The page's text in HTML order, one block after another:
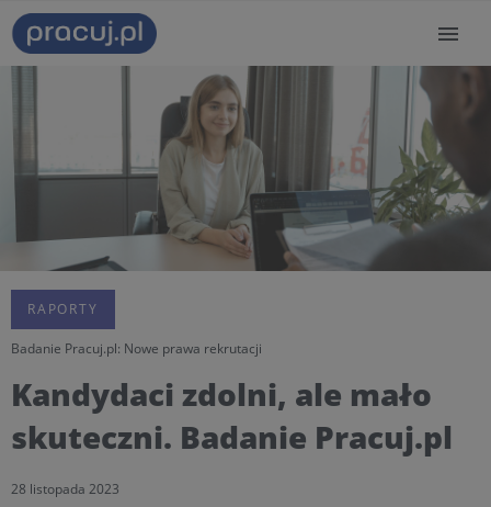
RAPORTY
Badanie Pracuj.pl: Nowe prawa rekrutacji
Kandydaci zdolni, ale mało
skuteczni. Badanie Pracuj.pl
28 listopada 2023